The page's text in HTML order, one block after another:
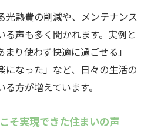
光熱費の削減や、メンテナンス
る声も多く聞かれます。実例と
り使わず快適に過ごせる」
になった」など、日々の生活の
方が増えています。
そ実現できた住まいの声